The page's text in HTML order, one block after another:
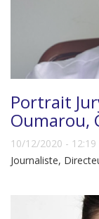
Portrait
Oumarou,
10/12/2020 - 12:19
Journaliste,